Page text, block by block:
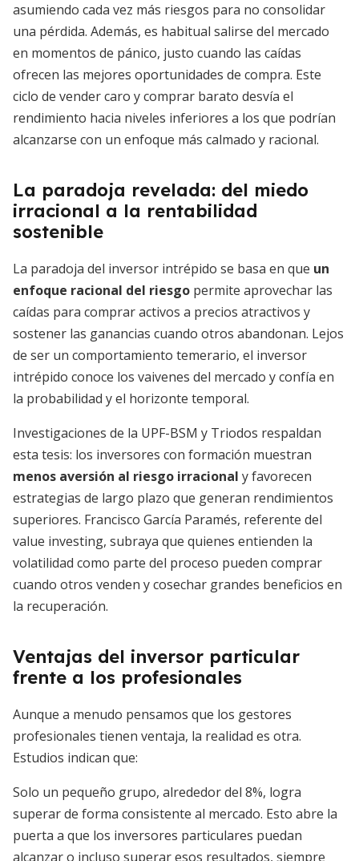
asumiendo cada vez más riesgos para no consolidar
una pérdida. Además, es habitual salirse del mercado
en momentos de pánico, justo cuando las caídas
ofrecen las mejores oportunidades de compra. Este
ciclo de vender caro y comprar barato desvía el
rendimiento hacia niveles inferiores a los que podrían
alcanzarse con un enfoque más calmado y racional.
La paradoja revelada: del miedo
irracional a la rentabilidad
sostenible
La paradoja del inversor intrépido se basa en que un
enfoque racional del riesgo permite aprovechar las
caídas para comprar activos a precios atractivos y
sostener las ganancias cuando otros abandonan. Lejos
de ser un comportamiento temerario, el inversor
intrépido conoce los vaivenes del mercado y confía en
la probabilidad y el horizonte temporal.
Investigaciones de la UPF-BSM y Triodos respaldan
esta tesis: los inversores con formación muestran
menos aversión al riesgo irracional y favorecen
estrategias de largo plazo que generan rendimientos
superiores. Francisco García Paramés, referente del
value investing, subraya que quienes entienden la
volatilidad como parte del proceso pueden comprar
cuando otros venden y cosechar grandes beneficios en
la recuperación.
Ventajas del inversor particular
frente a los profesionales
Aunque a menudo pensamos que los gestores
profesionales tienen ventaja, la realidad es otra.
Estudios indican que:
Solo un pequeño grupo, alrededor del 8%, logra
superar de forma consistente al mercado. Esto abre la
puerta a que los inversores particulares puedan
alcanzar o incluso superar esos resultados, siempre